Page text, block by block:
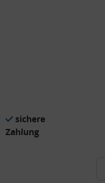
sichere
Zahlung